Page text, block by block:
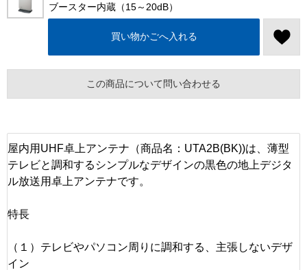
ブースター内蔵（15～20dB）
買い物かごへ入れる
この商品について問い合わせる
屋内用UHF卓上アンテナ（商品名：UTA2B(BK))は、薄型
テレビと調和するシンプルなデザインの黒色の地上デジタ
ル放送用卓上アンテナです。
特長
（１）テレビやパソコン周りに調和する、主張しないデザ
イン